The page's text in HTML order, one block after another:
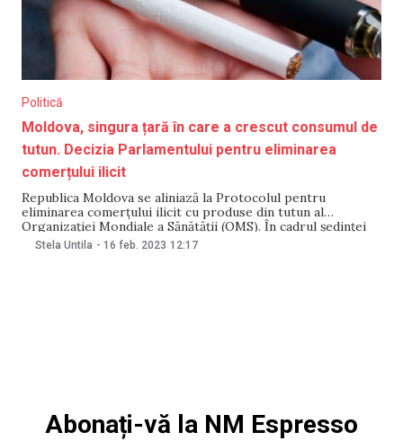
Politică
Moldova, singura țară în care a crescut consumul de
tutun. Decizia Parlamentului pentru eliminarea
comerțului ilicit
Republica Moldova se aliniază la Protocolul pentru
eliminarea comerțului ilicit cu produse din tutun al
Organizației Mondiale a Sănătății (OMS). În cadrul ședinței
din 16 februarie, Parlamentul a aprobat în lectură finală
Stela Untila - 16 feb. 2023 12:17
Abonați-vă la NM Espresso